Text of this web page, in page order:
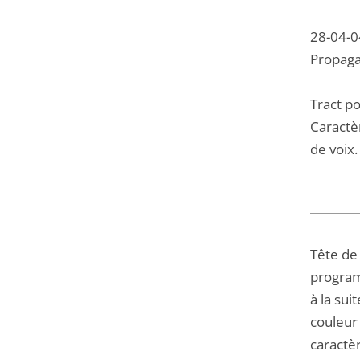
28-04-
Tract
de voix.
Tête
à la